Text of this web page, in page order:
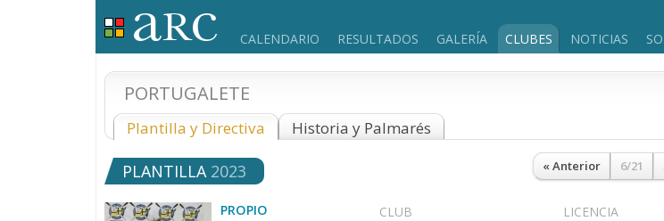
CALENDARIO RESULTADOS GALERÍA CLUBES NOTICIAS
PORTUGALETE
Plantilla y Directiva Historia y Palmarés
« Anterior 6/21
PLANTILLA 2023
PROPIO CLUB
LICENCIA